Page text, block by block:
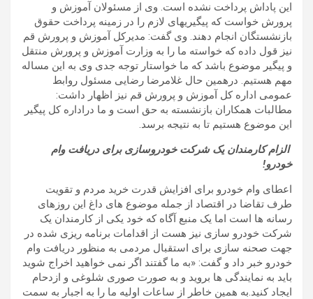
این پاداش پرداخت نشده است. وی از مسئولان آموزش و
پرورش خواست که پیگیریهای لازم را در زمینه پرداخت حقوق
بازنشستگان انجام دهند. وی گفت: مدیرکل آموزش و پرورش قم
نیز قول داده که خواسته ما را به وزارت آموزش و پرورش منتقل
و پیگیر موضوع باشد که ما خواستار توجه جدی وی به این مساله
مهم هستیم. درهمین حال غلامرضا رضایی مسئول روابط
عمومی اداره کل آموزش و پرورش قم نیز اظهار داشت:
مطالبات همکاران بازنشسته به حق است و ما دراداره کل پیگیر
این موضوع هستیم تا به نتیجه برسد.
الزام کارمندان یک شرکت خودروسازی برای دریافت وام
خودرو!
اعطای وام خودرو برای افزایش قدرت خرید مردم و تقویت
طرف تقاضا در اقتصاد از جمله موضوع های داغ این روزهای
رسانه ها است اما یک منبع آگاه که خود یکی از کارمندان یک
شرکت خودرو سازی نیز هست از اقدامات برنامه ریزی شده در
جهت صحنه سازی برای استقبال مردمی به منظور دریافت وام
خودرو خبر داد و گفت: «به ما گفتند اگر نمی خواهید اخراج شوید
باید به نمایندگی ها بروید و به صورت صوری شلوغی و ازدحام
ایجاد کنید.به همین خاطر از ساعات اولیه ما را به اجبار به سمت